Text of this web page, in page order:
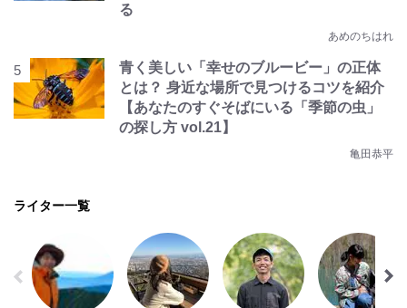
る
あめのちはれ
青く美しい「幸せのブルービー」の正体
とは？ 身近な場所で見つけるコツを紹介
【あなたのすぐそばにいる「季節の虫」
の探し方 vol.21】
亀田恭平
ライター一覧